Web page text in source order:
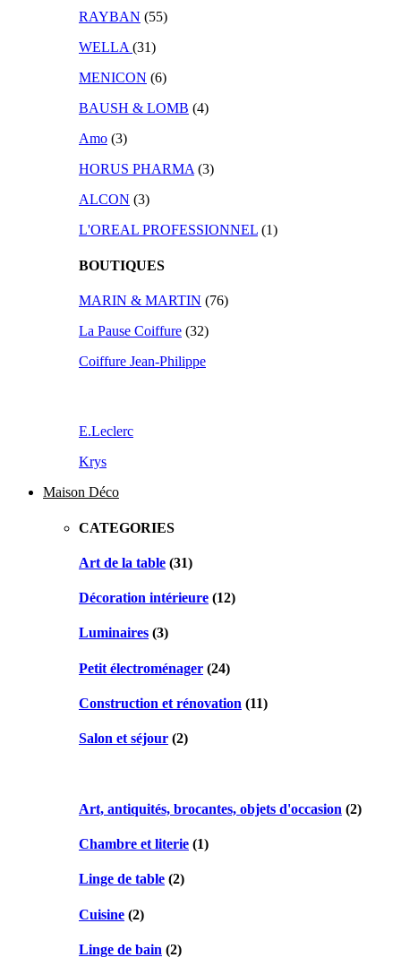
RAYBAN (55)
WELLA (31)
MENICON (6)
BAUSH & LOMB (4)
Amo (3)
HORUS PHARMA (3)
ALCON (3)
L'OREAL PROFESSIONNEL (1)
BOUTIQUES
MARIN & MARTIN (76)
La Pause Coiffure (32)
Coiffure Jean-Philippe
E.Leclerc
Krys
Maison Déco
CATEGORIES
Art de la table (31)
Décoration intérieure (12)
Luminaires (3)
Petit électroménager (24)
Construction et rénovation (11)
Salon et séjour (2)
Art, antiquités, brocantes, objets d'occasion (2)
Chambre et literie (1)
Linge de table (2)
Cuisine (2)
Linge de bain (2)